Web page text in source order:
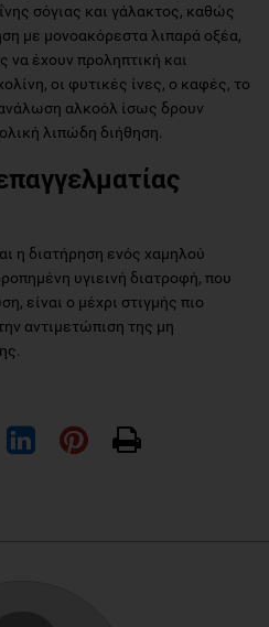
σόγιας και γάλακτος, καθώς
με μονοακόρεστα λιπαρά οξέα,
να έχουν προληπτική και
οι φυτικές ίνες, ο καφές, το
αλκοόλ ίσως δρουν
λιπώδη διήθηση.
η διατήρηση ενός χαμηλού
υγιεινή διατροφή, που
είναι ο μέχρι στιγμής πιο
αντιμετώπιση της μη